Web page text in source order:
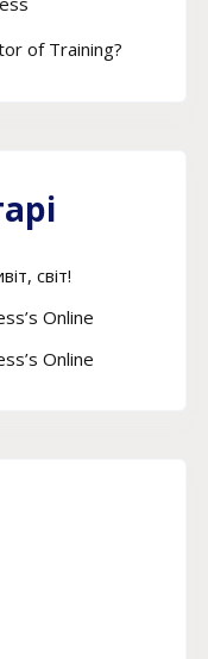
of Training?
світ!
Online
Online